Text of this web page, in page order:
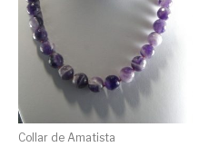
Collar de Amatista